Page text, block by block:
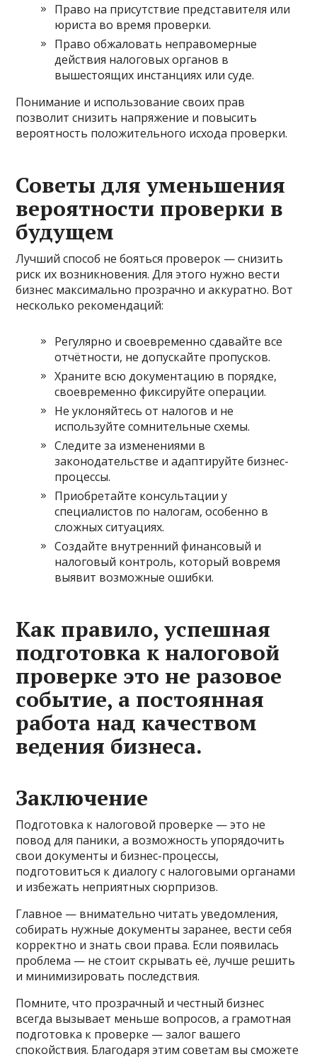
Право на присутствие представителя или
юриста во время проверки.
Право обжаловать неправомерные
действия налоговых органов в
вышестоящих инстанциях или суде.
Понимание и использование своих прав
позволит снизить напряжение и повысить
вероятность положительного исхода проверки.
Советы для уменьшения
вероятности проверки в
будущем
Лучший способ не бояться проверок — снизить
риск их возникновения. Для этого нужно вести
бизнес максимально прозрачно и аккуратно. Вот
несколько рекомендаций:
Регулярно и своевременно сдавайте все
отчётности, не допускайте пропусков.
Храните всю документацию в порядке,
своевременно фиксируйте операции.
Не уклоняйтесь от налогов и не
используйте сомнительные схемы.
Следите за изменениями в
законодательстве и адаптируйте бизнес-
процессы.
Приобретайте консультации у
специалистов по налогам, особенно в
сложных ситуациях.
Создайте внутренний финансовый и
налоговый контроль, который вовремя
выявит возможные ошибки.
Как правило, успешная
подготовка к налоговой
проверке это не разовое
событие, а постоянная
работа над качеством
ведения бизнеса.
Заключение
Подготовка к налоговой проверке — это не
повод для паники, а возможность упорядочить
свои документы и бизнес-процессы,
подготовиться к диалогу с налоговыми органами
и избежать неприятных сюрпризов.
Главное — внимательно читать уведомления,
собирать нужные документы заранее, вести себя
корректно и знать свои права. Если появилась
проблема — не стоит скрывать её, лучше решить
и минимизировать последствия.
Помните, что прозрачный и честный бизнес
всегда вызывает меньше вопросов, а грамотная
подготовка к проверке — залог вашего
спокойствия. Благодаря этим советам вы сможете